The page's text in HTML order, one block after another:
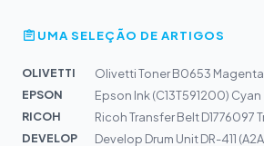
UMA SELEÇÃO DE ARTIGOS
OLIVETTI
Olivetti Toner B0653
EPSON
Epson Ink (C13T591200) Cyan
RICOH
DEVELOP
Develop Drum Unit DR-411